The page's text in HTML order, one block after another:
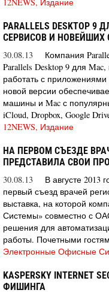
PARALLELS DESKTOP
СЕРВИСОВ И НОВЕЙШИХ
30.08.13
Компания
Parallels Desktop 9 для
работать с приложениями
новой версии
машины и Mac с
iCloud, Dropbox, Google
12NEWS, Издание
НА ПЕРВОМ СЪЕЗДЕ
ПРЕДСТАВИЛА СВОИ
30.08.13
В августе 2013
первый съезд врачей
выставка, на которой
Системы» совместно с
решения для
работы. Почетными
Электронные Офисные
KASPERSKY INTERNET
ФИШИНГА